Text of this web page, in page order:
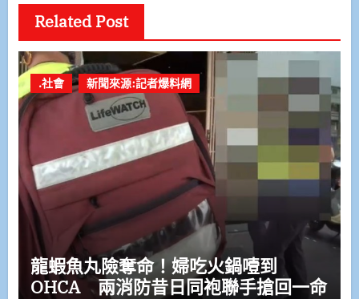
Related Post
.社會 新聞來源:記者爆料網
龍蝦魚丸險奪命！婦吃火鍋噎到
OHCA 兩消防昔日同袍聯手搶回一命